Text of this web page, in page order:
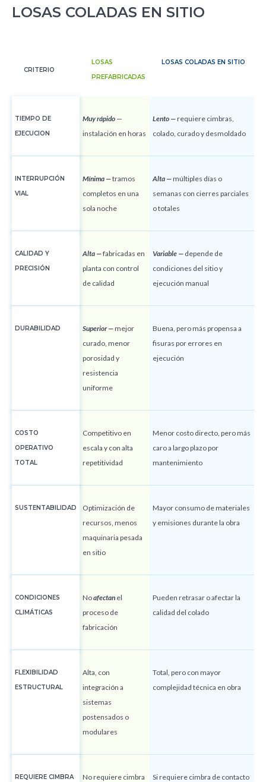
LOSAS COLADAS EN SITIO
CRITERIO
LOSAS
PREFABRICADAS
LOSAS COLADAS EN SITIO
TIEMPO DE
EJECUCION
Muy rápido —
instalación en horas
Lento —requiere cimbras,
colado, curado y desmoldado
INTERRUPCIÓN
VIAL
Mínima —tramos
completos en una
sola noche
Alta —múltiples días o
semanas con cierres parciales
o totales
CALIDAD Y
PRECISIÓN
Alta —fabricadas en
planta con control
de calidad
Variable — depende de
condiciones del sitio y
ejecución manual
DURABILIDAD Superior —mejor
curado, menor
porosidad y
resistencia
uniforme
Buena, pero más propensa a
fisuras por errores en
ejecución
COSTO
OPERATIVO
TOTAL
Competitivo en
escala y con alta
repetitividad
Menor costo directo, pero más
caro a largo plazo por
mantenimiento
SUSTENTABILIDAD
Optimización de
recursos, menos
maquinaria pesada
en sitio
Mayor consumo de materiales
y emisiones durante la obra
CONDICIONES
CLIMÁTICAS
Noafectan el
proceso de
fabricación
Pueden retrasar o afectar la
calidad del colado
FLEXIBILIDAD
ESTRUCTURAL
Alta, con
integración a
sistemas
postensados o
modulares
Total, pero con mayor
complejidad técnica en obra
REQUIERE CIMBRA
No requiere cimbra
Si requiere cimbra de contacto